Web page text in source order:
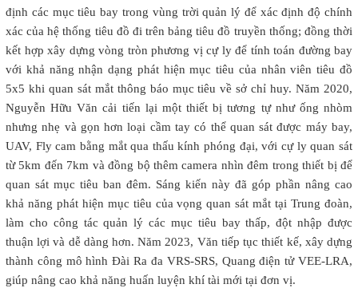
định các mục tiêu bay trong vùng trời quản lý để xác định độ chính
xác của hệ thống tiêu đồ đi trên bảng tiêu đồ truyền thống; đồng thời
kết hợp xây dựng vòng tròn phương vị cự ly để tính toán đường bay
với khả năng nhận dạng phát hiện mục tiêu của nhân viên tiêu đồ
5x5 khi quan sát mắt thông báo mục tiêu về sở chỉ huy. Năm 2020,
Nguyễn Hữu Văn cải tiến lại một thiết bị tương tự như ống nhòm
nhưng nhẹ và gọn hơn loại cầm tay có thể quan sát được máy bay,
UAV, Fly cam bằng mắt qua thấu kính phóng đại, với cự ly quan sát
từ 5km đến 7km và đồng bộ thêm camera nhìn đêm trong thiết bị để
quan sát mục tiêu ban đêm. Sáng kiến này đã góp phần nâng cao
khả năng phát hiện mục tiêu của vọng quan sát mắt tại Trung đoàn,
làm cho công tác quản lý các mục tiêu bay thấp, đột nhập được
thuận lợi và dễ dàng hơn. Năm 2023, Văn tiếp tục thiết kế, xây dựng
thành công mô hình Đài Ra đa VRS-SRS, Quang điện tử VEE-LRA,
giúp nâng cao khả năng huấn luyện khí tài mới tại đơn vị.